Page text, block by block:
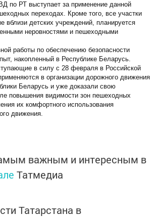
по РТ выступает за применение данной
переходах. Кроме того, все участки
вблизи детских учреждений, планируется
неровностями и пешеходными
работы по обеспечению безопасности
накопленный в Республике Беларусь.
в силу с 28 февраля в Российской
в организации дорожного движения
Беларусь и уже доказали свою
повышения видимости зон пешеходных
их комфортного использования
движения.
важным и интересным в
Татмедиа
Татарстана в